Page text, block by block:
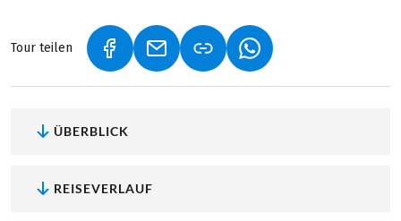
Tour teilen (LINK ÖFFNET IN NEUEM TAB)
(LINK ÖFFNET IN NEUEM TAB)
(LINK ÖFFNET IN
ÜBERBLICK
REISEVERLAUF